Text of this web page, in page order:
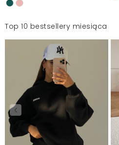
Top 10 bestsellery miesiąca